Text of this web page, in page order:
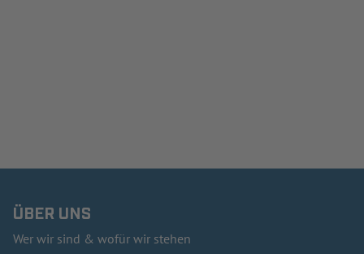
ÜBER UNS
Wer wir sind & wofür wir stehen